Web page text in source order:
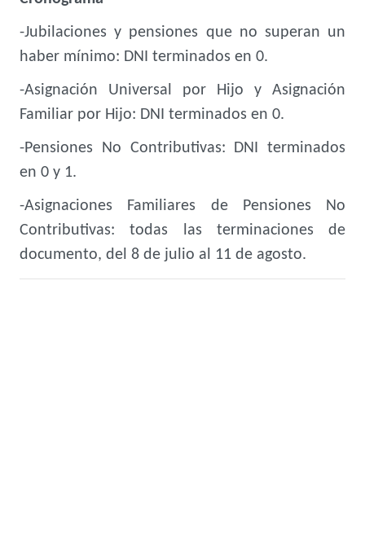
-Jubilaciones y pensiones que no superan un
haber mínimo: DNI terminados en 0.
-Asignación Universal por Hijo y Asignación
Familiar por Hijo: DNI terminados en 0.
-Pensiones No Contributivas: DNI terminados
en 0 y 1.
-Asignaciones Familiares de Pensiones No
Contributivas: todas las terminaciones de
documento, del 8 de julio al 11 de agosto.